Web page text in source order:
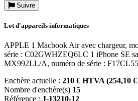
Suivre
Lot d'appareils informatiques
APPLE 1 Macbook Air avec chargeur,
série : C02GWHZEQ6LC 1 iPhone SE
MX992LL/A, numéro de série :
Enchère actuelle : 210 € HTVA (254,10
Nombre d'enchère(s) 15
Référence : J-13210-12